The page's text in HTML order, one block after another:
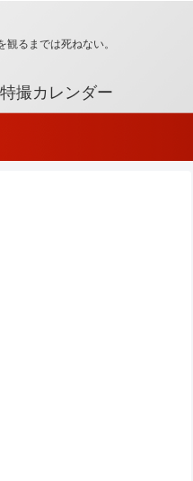
るまでは死ねない。
撮カレンダー